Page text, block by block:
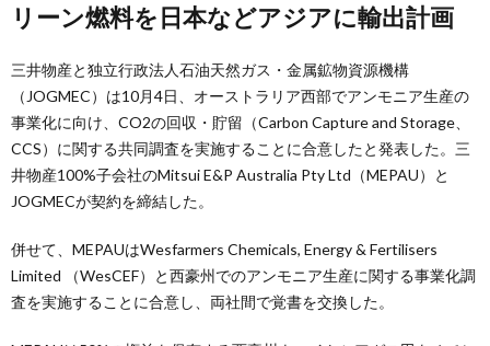
リーン燃料を日本などアジアに輸出計画
三井物産と独立行政法人石油天然ガス・金属鉱物資源機構
（JOGMEC）は10月4日、オーストラリア西部でアンモニア生産の
事業化に向け、CO2の回収・貯留（Carbon Capture and Storage、
CCS）に関する共同調査を実施することに合意したと発表した。三
井物産100%子会社のMitsui E&P Australia Pty Ltd（MEPAU）と
JOGMECが契約を締結した。
併せて、MEPAUはWesfarmers Chemicals, Energy & Fertilisers
Limited （WesCEF）と西豪州でのアンモニア生産に関する事業化調
査を実施することに合意し、両社間で覚書を交換した。